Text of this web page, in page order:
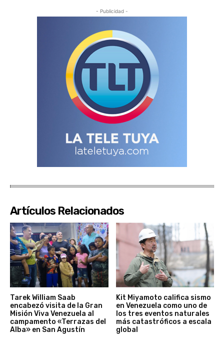
- Publicidad -
Artículos Relacionados
Tarek William Saab
encabezó visita de la Gran
Misión Viva Venezuela al
campamento «Terrazas del
Alba» en San Agustín
Kit Miyamoto califica sismo
en Venezuela como uno de
los tres eventos naturales
más catastróficos a escala
global